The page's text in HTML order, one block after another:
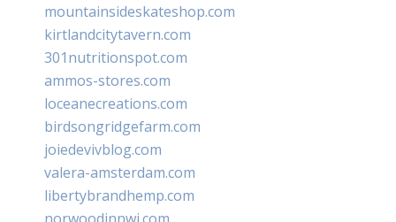
mountainsideskateshop.com
kirtlandcitytavern.com
301nutritionspot.com
ammos-stores.com
loceanecreations.com
birdsongridgefarm.com
joiedevivblog.com
valera-amsterdam.com
libertybrandhemp.com